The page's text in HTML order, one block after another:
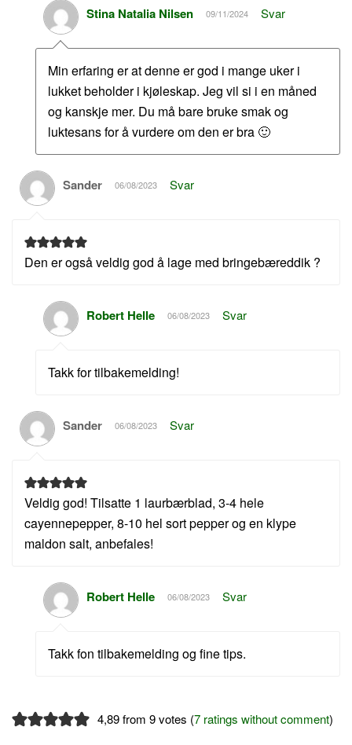
Stina Natalia Nilsen 09/11/2024 Svar
Min erfaring er at denne er god i mange uker i
lukket beholder i kjøleskap. Jeg vil si i en måned
og kanskje mer. Du må bare bruke smak og
luktesans for å vurdere om den er bra 🙂
Sander 06/08/2023 Svar
Den er også veldig god å lage med bringebæreddik ?
Robert Helle 06/08/2023 Svar
Takk for tilbakemelding!
Sander 06/08/2023 Svar
Veldig god! Tilsatte 1 laurbærblad, 3-4 hele
cayennepepper, 8-10 hel sort pepper og en klype
maldon salt, anbefales!
Robert Helle 06/08/2023 Svar
Takk fon tilbakemelding og fine tips.
4,89 from 9 votes (7 ratings without comment)